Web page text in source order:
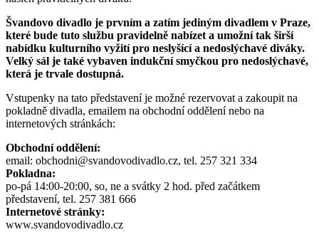
Švandovo divadlo je prvním a zatím jediným divadlem v Praze,
které bude tuto službu pravidelně nabízet a umožní tak širší
nabídku kulturního vyžití pro neslyšící a nedoslýchavé diváky.
Velký sál je také vybaven indukční smyčkou pro nedoslýchavé,
která je trvale dostupná.
Vstupenky na tato představení je možné rezervovat a zakoupit na
pokladně divadla, emailem na obchodní oddělení nebo na
internetových stránkách:
Obchodní oddělení:
email: obchodni@svandovodivadlo.cz, tel. 257 321 334
Pokladna:
po-pá 14:00-20:00, so, ne a svátky 2 hod. před začátkem
představení, tel. 257 381 666
Internetové stránky:
www.svandovodivadlo.cz